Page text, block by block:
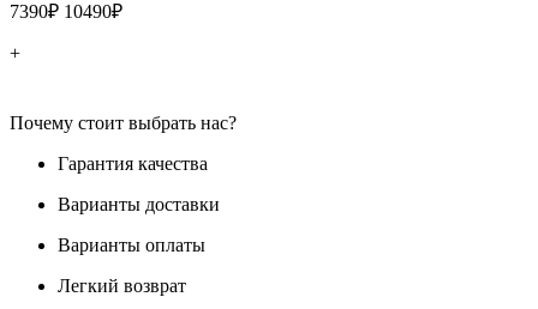
7390₽ 10490₽
+
Почему стоит выбрать нас?
Гарантия качества
Варианты доставки
Варианты оплаты
Легкий возврат